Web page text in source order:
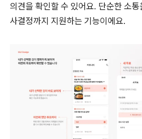
의견을 확인할 수 있어요. 단순한 소
사결정까지 지원하는 기능이에요.